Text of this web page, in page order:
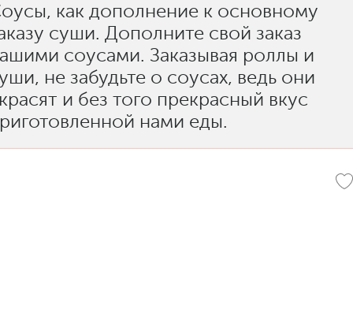
как дополнение к основному
суши. Дополните свой заказ
соусами. Заказывая роллы и
не забудьте о соусах, ведь они
и без того прекрасный вкус
нами еды.